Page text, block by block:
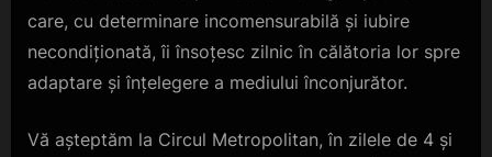
care, cu determinare incomensurabilă și iubire
necondiționată, îi însoțesc zilnic în călătoria lor spre
adaptare și înțelegere a mediului înconjurător.
Vă așteptăm la Circul Metropolitan, în zilele de 4 și